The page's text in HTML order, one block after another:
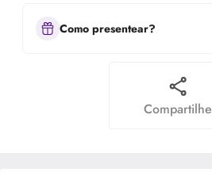
Como presentear?
Compartilhe